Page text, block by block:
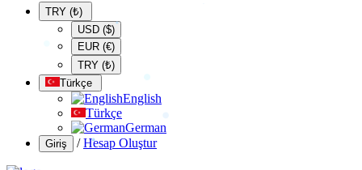
TRY (₺)
USD ($)
EUR (€)
TRY (₺)
Türkçe
English
Türkçe
German
Giriş / Hesap Oluştur